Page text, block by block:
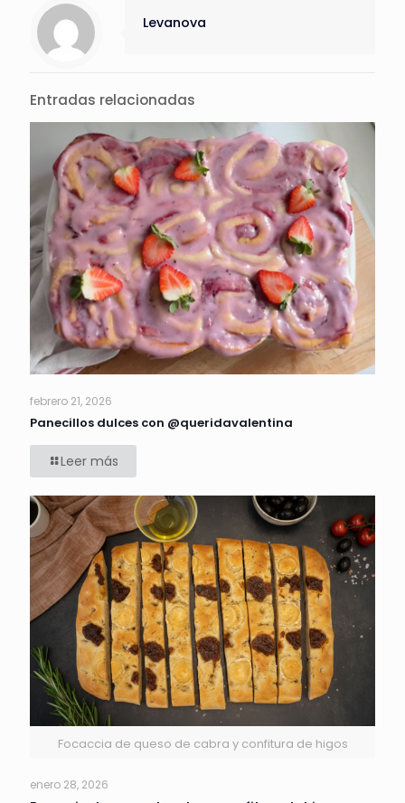
Levanova
Entradas relacionadas
febrero 21, 2026
Panecillos dulces con @queridavalentina
Leer más
Focaccia de queso de cabra y confitura de higos
enero 28, 2026